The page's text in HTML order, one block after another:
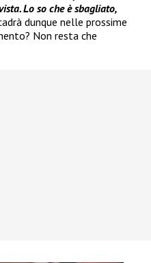
Lo so che è sbagliato,
dunque nelle prossime
Non resta che